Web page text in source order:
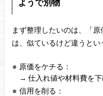
ようで別物
まず整理したいのは、「原
は、似ているけど違うとい
原価をケチる：
→ 仕入れ値や材料費を
信用を削る：